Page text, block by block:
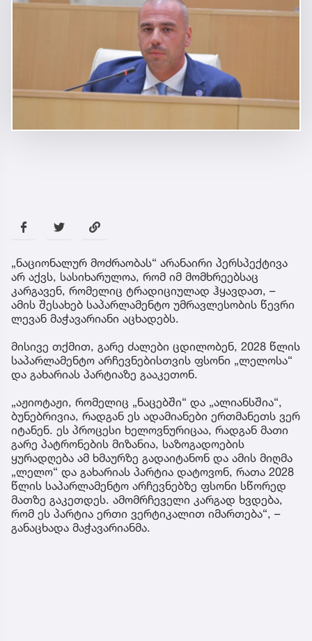
„ნაციონალურ მოძრაობას“ არანაირი პერსპექტივა
არ აქვს, სასიხარულოა, რომ იმ მომხრეებსაც
კარგავენ, რომელიც ტრადიციულად ჰყავდათ, –
ამის შესახებ საპარლამენტო უმრავლესობის წევრი
ლევან მაჭავარიანი აცხადებს.
მისივე თქმით, გარე ძალები ცდილობენ, 2028 წლის
საპარლამენტო არჩევნებისთვის ფსონი „ლელოსა“
და გახარიას პარტიაზე გააკეთონ.
„აჟიოტაჟი, რომელიც „ნაცებში“ და „ალიანსშია“,
ბუნებრივია, რადგან ეს ადამიანები ერთმანეთს ვერ
იტანენ. ეს პროცესი ხელოვნურიცაა, რადგან მათი
გარე პატრონების მიზანია, საზოგადოების
ყურადღება ამ ხმაურზე გადაიტანონ და ამის მიღმა
„ლელო“ და გახარიას პარტია დატოვონ, რათა 2028
წლის საპარლამენტო არჩევნებზე ფსონი სწორედ
მათზე გაკეთდეს. ამომრჩეველი კარგად ხვდება,
რომ ეს პარტია ერთი ვერტიკალით იმართება“, –
განაცხადა მაჭავარიანმა.